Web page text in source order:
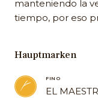
manteniendo la
tiempo, por eso
Hauptmarken
FINO
EL